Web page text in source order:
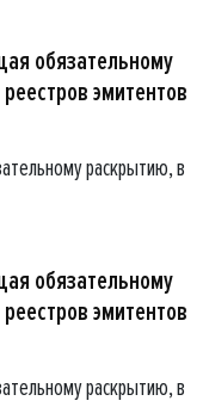
обязательному
эмитентов
раскрытию, в
обязательному
эмитентов
раскрытию, в